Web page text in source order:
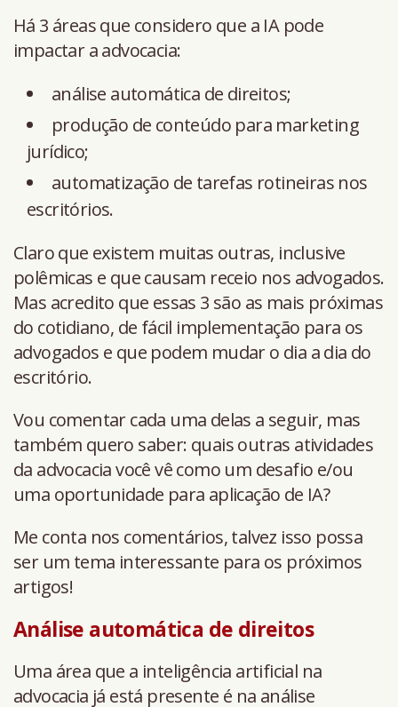
Há 3 áreas que considero que a IA pode
impactar a advocacia:
análise automática de direitos;
produção de conteúdo para marketing
jurídico;
automatização de tarefas rotineiras nos
escritórios.
Claro que existem muitas outras, inclusive
polêmicas e que causam receio nos advogados.
Mas acredito que essas 3 são as mais próximas
do cotidiano, de fácil implementação para os
advogados e que podem mudar o dia a dia do
escritório.
Vou comentar cada uma delas a seguir, mas
também quero saber: quais outras atividades
da advocacia você vê como um desafio e/ou
uma oportunidade para aplicação de IA?
Me conta nos comentários, talvez isso possa
ser um tema interessante para os próximos
artigos!
Análise automática de direitos
Uma área que a inteligência artificial na
advocacia já está presente é na análise